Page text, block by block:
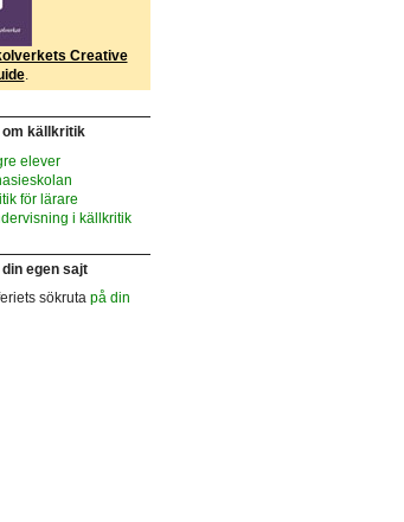
Creative
.
källkritik
elever
för lärare
i källkritik
egen sajt
sökruta på din